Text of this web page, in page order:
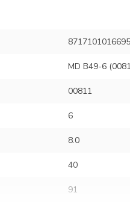
8717101016695
MD B49-6
00811
6
8.0
40
91